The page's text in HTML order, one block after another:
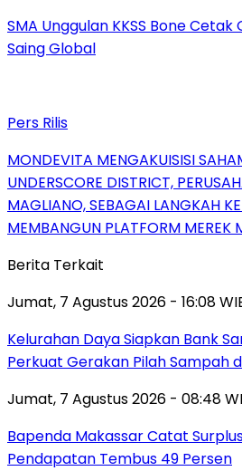
SMA Unggulan KKSS Bone
Saing Global
Pers Rilis
MONDEVITA MENGAKUISISI
UNDERSCORE DISTRICT,
MAGLIANO, SEBAGAI LANGKAH
MEMBANGUN PLATFORM MEREK
Berita Terkait
Jumat, 7 Agustus 2026 - 16:08
Kelurahan Daya Siapkan Bank
Perkuat Gerakan Pilah Sampah
Jumat, 7 Agustus 2026 - 08:48
Bapenda Makassar Catat
Pendapatan Tembus 49 Persen